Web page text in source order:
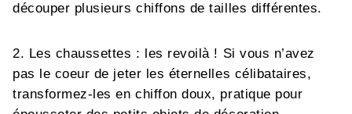
découper plusieurs chiffons de tailles différentes.
2. Les chaussettes : les revoilà ! Si vous n’avez
pas le coeur de jeter les éternelles célibataires,
transformez-les en chiffon doux, pratique pour